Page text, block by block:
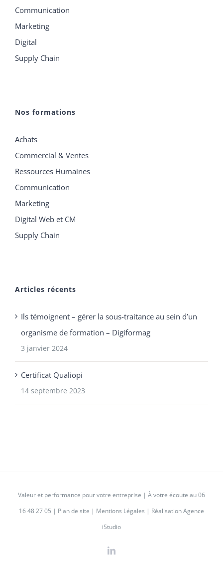
Communication
Marketing
Digital
Supply Chain
Nos formations
Achats
Commercial & Ventes
Ressources Humaines
Communication
Marketing
Digital Web et CM
Supply Chain
Articles récents
Ils témoignent – gérer la sous-traitance au sein d’un
organisme de formation – Digiformag
3 janvier 2024
Certificat Qualiopi
14 septembre 2023
Valeur et performance pour votre entreprise | À votre écoute au06
16 48 27 05 | Plan de site | Mentions Légales | Réalisation Agence
iStudio
LinkedIn